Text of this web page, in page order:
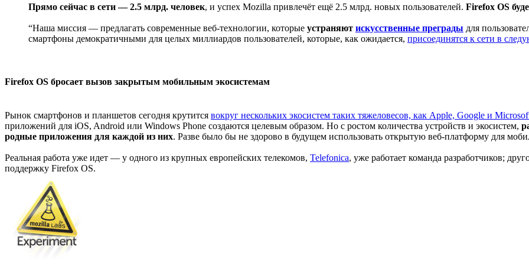
Прямо сейчас в сети — 2.5 млрд. человек, и успех Mozilla привлечёт ещё 2.5 млрд. новых пользователей. Firefox OS
“Наша миссия — предлагать современные веб-технологии, которые устраняют искусственные преграды для
смартфоны демократичными для целых миллиардов пользователей, которые, как ожидается, присоединятся к сети в
Firefox OS бросает вызов закрытым мобильным экосистемам
Рынок смартфонов и планшетов сегодня крутится вокруг нескольких экосистем таких тяжеловесов, как Apple, Google и
приложений для iOS, Android или Windows Phone создаются целевым образом. Но с ростом количества устройств и экосистем,
родные приложения для каждой из них. Разве было бы не здорово в будущем использовать открытую веб-платформу для
Реальная работа уже идет — у одного из крупных европейских телекомов, Telefonica, уже работает команда разработчиков;
поддержку Firefox OS.